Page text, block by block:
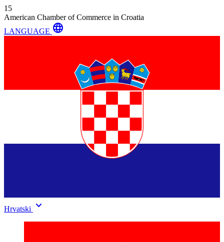
15
American Chamber of Commerce in Croatia
LANGUAGE language
Hrvatski keyboard_arrow_down